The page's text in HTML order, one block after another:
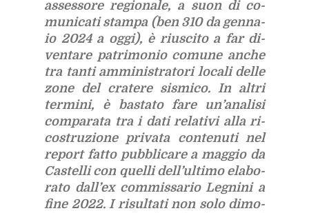
as­ses­so­re re­gio­na­le, a suon di co­
mu­ni­ca­ti stam­pa (ben 310 da gen­na­
io 2024 a oggi), è riu­sci­to a far di­
ven­ta­re pa­tri­mo­nio co­mu­ne an­che
tra tan­ti am­mi­ni­stra­to­ri lo­ca­li del­le
zone del cra­te­re si­smi­co. In al­tri
ter­mi­ni, è ba­sta­to fare un’a­na­li­si
com­pa­ra­ta tra i dati re­la­ti­vi alla ri­
co­stru­zio­ne pri­va­ta con­te­nu­ti nel
re­port fat­to pub­bli­ca­re a mag­gio da
Ca­stel­li con quel­li del­l’ul­ti­mo ela­bo­
ra­to dal­l’ex com­mis­sa­rio Le­gni­ni a
fine 2022. I ri­sul­ta­ti non solo di­mo­